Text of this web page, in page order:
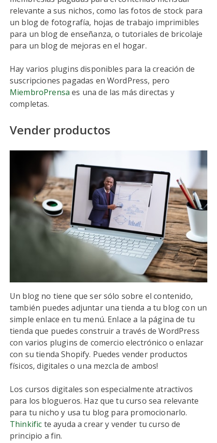
relevante a sus nichos, como las fotos de stock para
un blog de fotografía, hojas de trabajo imprimibles
para un blog de enseñanza, o tutoriales de bricolaje
para un blog de mejoras en el hogar.
Hay varios plugins disponibles para la creación de
suscripciones pagadas en WordPress, pero
MiembroPrensa es una de las más directas y
completas.
Vender productos
Un blog no tiene que ser sólo sobre el contenido,
también puedes adjuntar una tienda a tu blog con un
simple enlace en tu menú. Enlace a la página de tu
tienda que puedes construir a través de WordPress
con varios plugins de comercio electrónico o enlazar
con su tienda Shopify. Puedes vender productos
físicos, digitales o una mezcla de ambos!
Los cursos digitales son especialmente atractivos
para los blogueros. Haz que tu curso sea relevante
para tu nicho y usa tu blog para promocionarlo.
Thinkific te ayuda a crear y vender tu curso de
principio a fin.